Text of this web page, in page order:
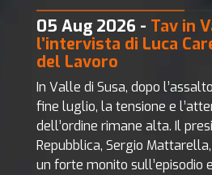
05 Aug 2026 - Tav in
l’intervista di Luca
del Lavoro
In Valle di Susa, dopo
fine luglio, la tensione e
dell’ordine rimane alta. Il
Repubblica, Sergio
un forte monito sull’episodio